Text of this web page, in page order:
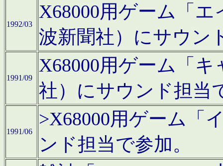
1992/03
X68000用ゲーム「
波新聞社）にサウン
1991/09
X68000用ゲーム「
社）にサウンド担当
1991/06
>X68000用ゲーム「
ンド担当で参加。